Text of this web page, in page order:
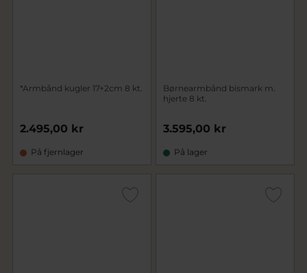
*Armbånd kugler 17+2cm 8 kt.
2.495,00 kr
På fjernlager
Børnearmbånd bismark m.
hjerte 8 kt.
3.595,00 kr
På lager